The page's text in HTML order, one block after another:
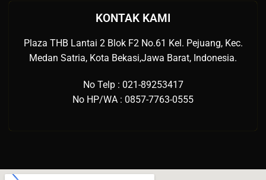
KONTAK KAMI
Plaza THB Lantai 2 Blok F2 No.61 Kel. Pejuang, Kec.
Medan Satria, Kota Bekasi,Jawa Barat, Indonesia.
No Telp : 021-89253417
No HP/WA : 0857-7763-0555